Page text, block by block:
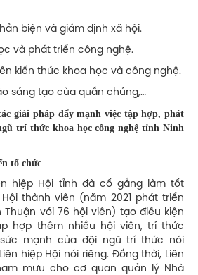
biện và giám định xã hội.
và phát triển công nghệ.
kiến thức khoa học và công nghệ.
sáng tạo của quần chúng,…
giải pháp đẩy mạnh việc tập hợp, phát
trí thức khoa học công nghệ tỉnh Ninh
tổ chức
hiệp Hội tỉnh đã cố gắng làm tốt
thành viên (năm 2021 phát triển
Thuận với 76 hội viên) tạo điều kiện
hợp thêm nhiều hội viên, trí thức
mạnh của đội ngũ trí thức nói
hiệp Hội nói riêng. Đồng thời, Liên
mưu cho cơ quan quản lý Nhà